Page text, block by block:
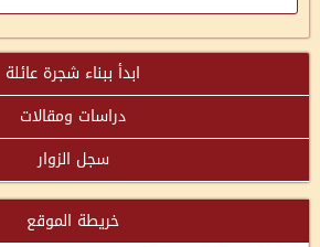
ابدأ ببناء شجرة عائلة
دراسات ومقالات
سجل الزوار
خريطة الموقع